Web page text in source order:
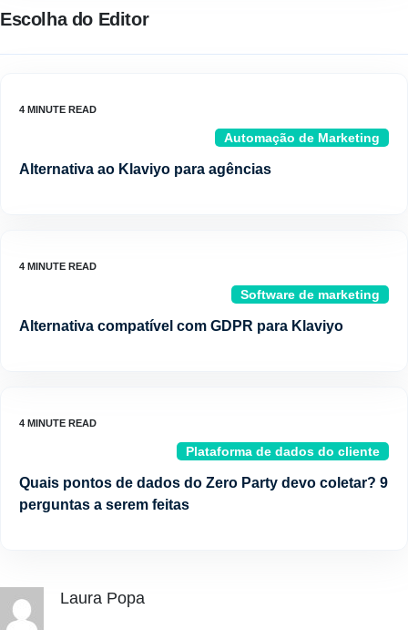
Escolha do Editor
Automação de Marketing
Alternativa ao Klaviyo para agências
Software de marketing
Alternativa compatível com GDPR para Klaviyo
Plataforma de dados do cliente
Quais pontos de dados do Zero Party devo coletar? 9
perguntas a serem feitas
Laura Popa